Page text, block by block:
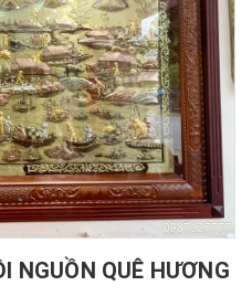
NGUỒN QUÊ HƯƠNG